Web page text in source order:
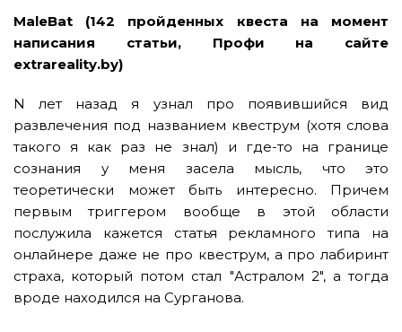
MaleBat
(142 пройденных квеста на момент
написания статьи, Профи на сайте
extrareality.by)
N лет назад я узнал про появившийся вид
развлечения под названием квеструм (хотя слова
такого я как раз не знал) и где-то на границе
сознания у меня засела мысль, что это
теоретически может быть интересно. Причем
первым триггером вообще в этой области
послужила кажется статья рекламного типа на
онлайнере даже не про квеструм, а про лабиринт
страха, который потом стал "Астралом 2", а тогда
вроде находился на Сурганова.